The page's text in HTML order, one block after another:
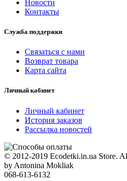
Новости
Контакты
Служба поддержки
Связаться с нами
Возврат товара
Карта сайта
Личный кабинет
Личный кабинет
История заказов
Рассылка новостей
© 2012-2019 Ecodetki.in.ua Store.
by Antonina Mokliak
068-613-6132